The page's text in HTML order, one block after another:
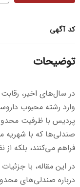
کد آگهی
توضیحات
در سال‌های اخیر،
وارد رشته محبوب
پردیس با ظرفیت
صندلی‌ها که با شهریه
فراهم می‌کنند، بلکه از
در این مقاله، با
درباره صندلی‌های